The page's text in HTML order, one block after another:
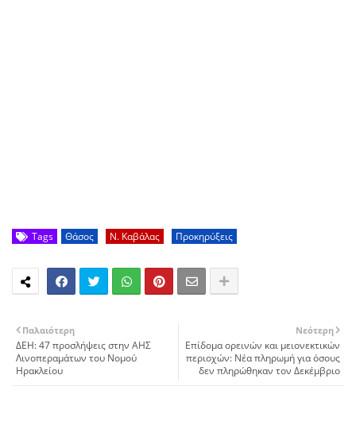
Tags Θάσος Ν. Καβάλας Προκηρύξεις
Νεότερη
Επίδομα ορεινών και μειονεκτικών
περιοχών: Νέα πληρωμή για όσους
δεν πληρώθηκαν τον Δεκέμβριο
Παλαιότερη
ΔΕΗ: 47 προσλήψεις στην ΑΗΣ
Λινοπεραμάτων του Νομού
Ηρακλείου